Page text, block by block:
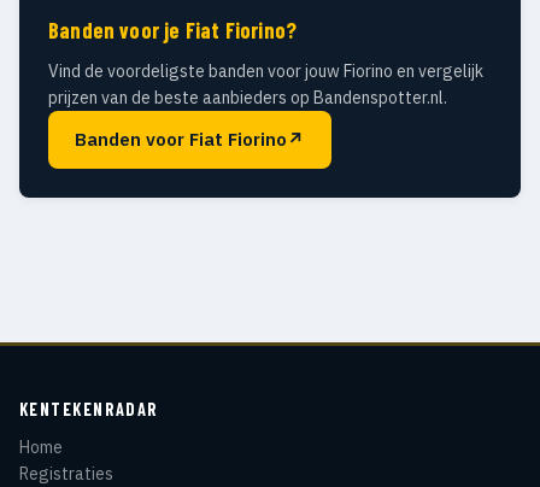
Banden voor je Fiat Fiorino?
Vind de voordeligste banden voor jouw Fiorino en vergelijk
prijzen van de beste aanbieders op Bandenspotter.nl.
Banden voor Fiat Fiorino ↗
KENTEKENRADAR
Home
Registraties